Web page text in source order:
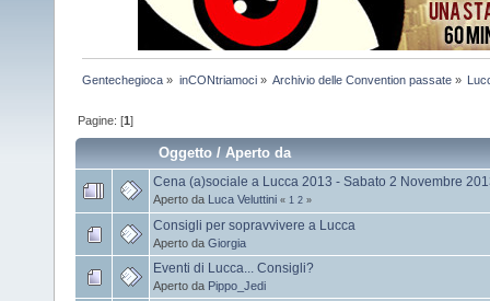
Gentechegioca » inCONtriamoci» Archivio delle Convention passate»
Pagine: [1]
Oggetto /Aperto da
Cena (a)sociale a Lucca 2013 - Sabato 2 Novembre
Aperto da Luca Veluttini « 1 2 »
Consigli per sopravvivere a Lucca
Aperto da Giorgia
Eventi di Lucca... Consigli?
Aperto da Pippo_Jedi